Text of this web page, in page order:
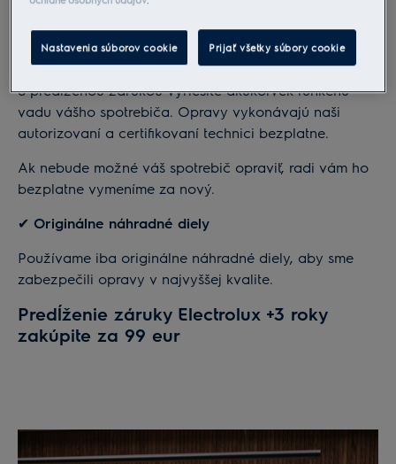
✔ Oprava alebo výmena
S predĺženou zárukou vyriešite akúkoľvek funkčnú
vadu vášho spotrebiča. Opravy vykonávajú naši
autorizovaní a certifikovaní technici bezplatne.
Ak nebude možné váš spotrebič opraviť, radi vám ho
bezplatne vymeníme za nový.
✔ Originálne náhradné diely
Používame iba originálne náhradné diely, aby sme
zabezpečili opravy v najvyššej kvalite.
Predĺženie záruky Electrolux +3 roky
zakúpite za 99 eur
Nastavenia súborov cookie Prijať všetky súbory cookie